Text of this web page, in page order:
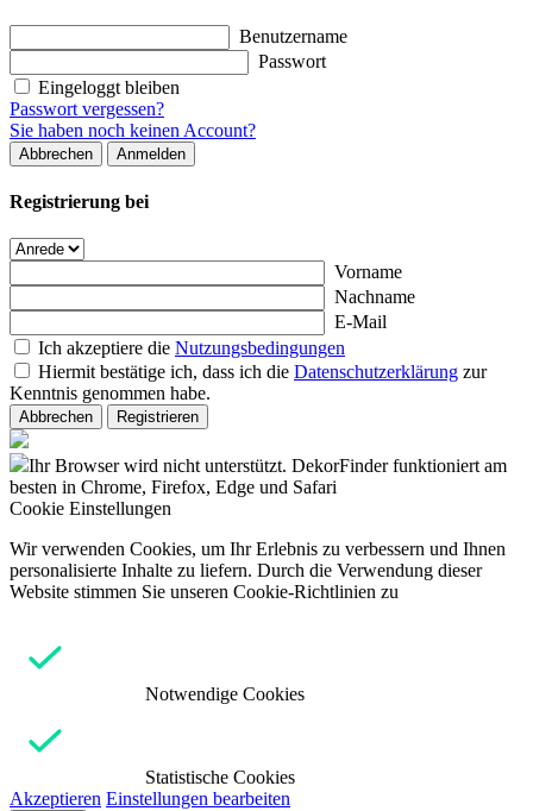
Benutzername
Passwort
Eingeloggt bleiben
Passwort vergessen?
Sie haben noch keinen Account?
Abbrechen Anmelden
Registrierung bei
Vorname
Nachname
E-Mail
Ich akzeptiere die Nutzungsbedingungen
Hiermit bestätige ich, dass ich die Datenschutzerklärung zur
Kenntnis genommen habe.
Abbrechen Registrieren
Ihr Browser wird nicht unterstützt. DekorFinder funktioniert am
besten in Chrome, Firefox, Edge und Safari
Cookie Einstellungen
Wir verwenden Cookies, um Ihr Erlebnis zu verbessern und Ihnen
personalisierte Inhalte zu liefern. Durch die Verwendung dieser
Website stimmen Sie unseren Cookie-Richtlinien zu
Notwendige Cookies
Statistische Cookies
Akzeptieren Einstellungen bearbeiten